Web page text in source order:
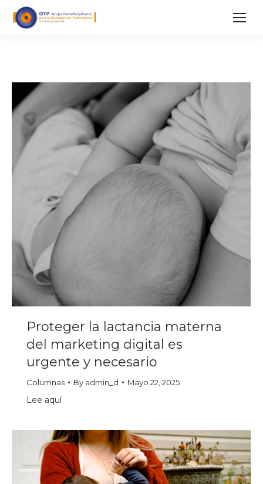
Proteger la lactancia materna
del marketing digital es
urgente y necesario
Columnas By admin_d Mayo 22, 2025
Lee aquí